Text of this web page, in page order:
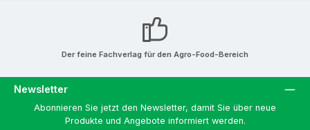
Der feine Fachverlag für den Agro-Food-Bereich
Newsletter
Abonnieren Sie jetzt den Newsletter, damit Sie über neue
Produkte und Angebote informiert werden.